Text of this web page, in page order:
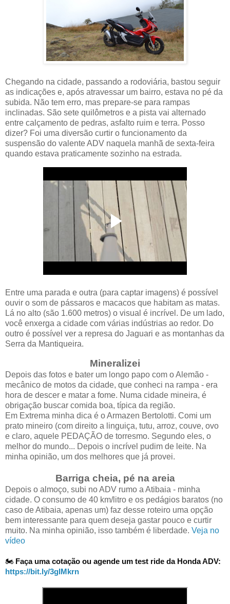
Chegando na cidade, passando a rodoviária, bastou seguir
as indicações e, após atravessar um bairro, estava no pé da
subida. Não tem erro, mas prepare-se para rampas
inclinadas. São sete quilômetros e a pista vai alternado
entre calçamento de pedras, asfalto ruim e terra. Posso
dizer? Foi uma diversão curtir o funcionamento da
suspensão do valente ADV naquela manhã de sexta-feira
quando estava praticamente sozinho na estrada.
Entre uma parada e outra (para captar imagens) é possível
ouvir o som de pássaros e macacos que habitam as matas.
Lá no alto (são 1.600 metros) o visual é incrível. De um lado,
você enxerga a cidade com várias indústrias ao redor. Do
outro é possível ver a represa do Jaguari e as montanhas da
Serra da Mantiqueira.
Mineralizei
Depois das fotos e bater um longo papo com o Alemão -
mecânico de motos da cidade, que conheci na rampa - era
hora de descer e matar a fome. Numa cidade mineira, é
obrigação buscar comida boa, típica da região.
Em Extrema minha dica é o Armazen Bertolotti. Comi um
prato mineiro (com direito a linguiça, tutu, arroz, couve, ovo
e claro, aquele PEDAÇÃO de torresmo. Segundo eles, o
melhor do mundo... Depois o incrível pudim de leite. Na
minha opinião, um dos melhores que já provei.
Barriga cheia, pé na areia
Depois o almoço, subi no ADV rumo a Atibaia - minha
cidade. O consumo de 40 km/litro e os pedágios baratos (no
caso de Atibaia, apenas um) faz desse roteiro uma opção
bem interessante para quem deseja gastar pouco e curtir
muito. Na minha opinião, isso também é liberdade. Veja no
vídeo
🏍️
https://bit.ly/3gIMkrn